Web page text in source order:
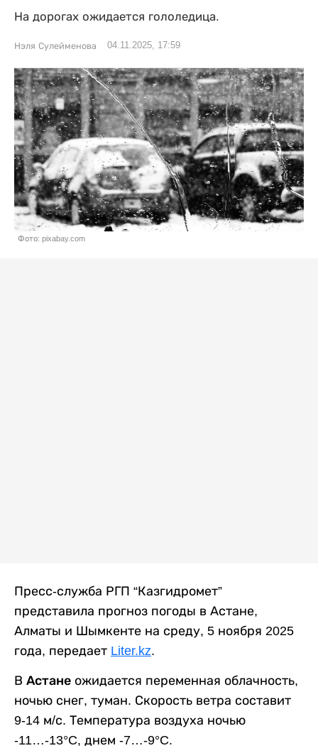
На дорогах ожидается гололедица.
Нэля Сулейменова 04.11.2025, 17:59
Фото: pixabay.com
Пресс-служба РГП “Казгидромет”
представила прогноз погоды в Астане,
Алматы и Шымкенте на среду, 5 ноября 2025
года, передает Liter.kz.
В Астане ожидается переменная облачность,
ночью снег, туман. Скорость ветра составит
9-14 м/с. Температура воздуха ночью
-11…-13°C, днем -7…-9°C.